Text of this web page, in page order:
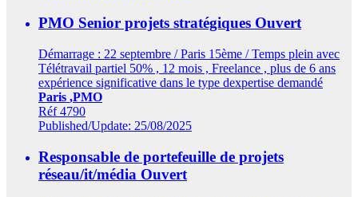
PMO Senior projets stratégiques Ouvert
Démarrage : 22 septembre / Paris 15ème / Temps plein avec
Télétravail partiel 50% , 12 mois , Freelance , plus de 6 ans
expérience significative dans le type dexpertise demandé
Paris ,PMO
Réf 4790
Published/Update: 25/08/2025
Responsable de portefeuille de projets
réseau/it/média Ouvert